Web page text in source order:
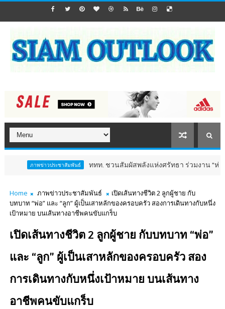
ภาพข่าวประชาสัมพันธ์ ททท. ชวนสัมผัสพลังแห่งศรัทธา ร่วมงาน "ห่มผ้าหลวง
Home ภาพข่าวประชาสัมพันธ์
เปิดเส้นทางชีวิต 2 ลูกผู้ชาย กับ
บทบาท “พ่อ” และ “ลูก” ผู้เป็นเสาหลักของครอบครัว สองการเดินทางกับหนึ่ง
เป้าหมาย บนเส้นทางอาชีพคนขับแกร็บ
เปิดเส้นทางชีวิต 2 ลูกผู้ชาย กับบทบาท “พ่อ”
และ “ลูก” ผู้เป็นเสาหลักของครอบครัว สอง
การเดินทางกับหนึ่งเป้าหมาย บนเส้นทาง
อาชีพคนขับแกร็บ